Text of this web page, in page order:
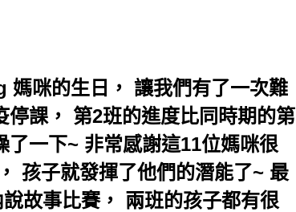
咪的生日， 讓我們有了一次難
課， 第2班的進度比同時期的第
一下~ 非常感謝這11位媽咪很
孩子就發揮了他們的潛能了~ 最
故事比賽， 兩班的孩子都有很